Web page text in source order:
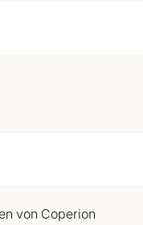
von Coperion